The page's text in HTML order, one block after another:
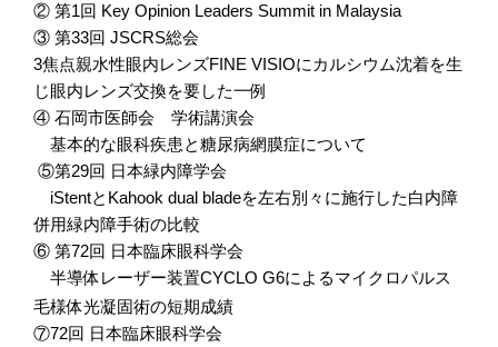
② 第1回 Key Opinion Leaders Summit in Malaysia
③ 第33回 JSCRS総会
3焦点親水性眼内レンズFINE VISIOにカルシウム沈着を生
じ眼内レンズ交換を要した一例
④ 石岡市医師会 学術講演会
基本的な眼科疾患と糖尿病網膜症について
⑤第29回 日本緑内障学会
iStentと Kahook dual bladeを左右別々に施行した白内障
併用緑内障手術の比較
⑥ 第72回 日本臨床眼科学会
半導体レーザー装置CYCLO G6によるマイクロパルス
毛様体光凝固術の短期成績
⑦72回 日本臨床眼科学会